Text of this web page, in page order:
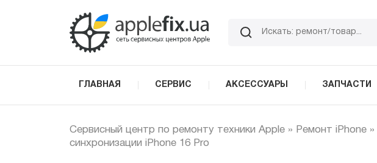
ГЛАВНАЯ СЕРВИС АКСЕССУАРЫ ЗАПЧАСТИ
Сервисный центр по ремонту техники Apple » Ремонт iPhone »
синхронизации iPhone 16 Pro